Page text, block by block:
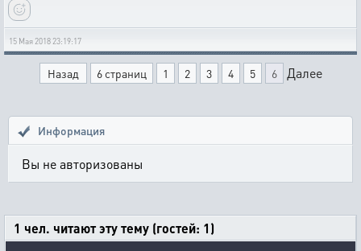
15 Мая 2018 23:19:17
Назад 6 страниц 1 2 3 4 5 6 Далее
Информация
Вы не авторизованы
1 чел. читают эту тему (гостей: 1)